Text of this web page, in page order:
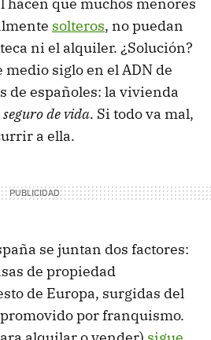
hacen que muchos menores
solteros, no puedan
ni el alquiler. ¿Solución?
siglo en el ADN de
de españoles: la vivienda
seguro de vida. Si todo va mal,
a ella.
se juntan dos factores:
de propiedad
de Europa, surgidas del
por franquismo.